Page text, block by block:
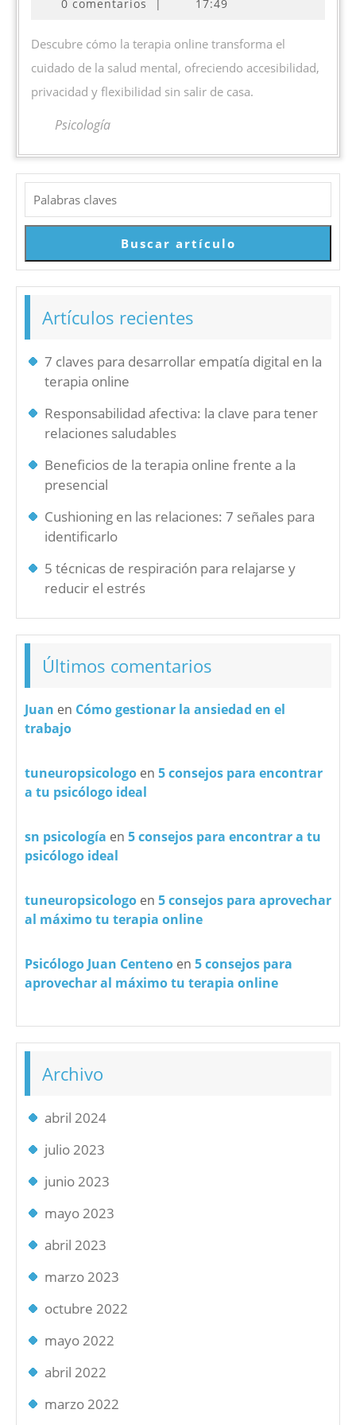
terapia
online
frente
a
0 comentarios
| 17:49
Descubre cómo la terapia online transforma el
cuidado de la salud mental, ofreciendo accesibilidad,
privacidad y flexibilidad sin salir de casa.
Psicología
Buscar
Buscar artículo
Artículos recientes
7 claves para desarrollar empatía digital en la
terapia online
Responsabilidad afectiva: la clave para tener
relaciones saludables
Beneficios de la terapia online frente a la
presencial
Cushioning en las relaciones: 7 señales para
identificarlo
5 técnicas de respiración para relajarse y
reducir el estrés
Últimos comentarios
Juan en Cómo gestionar la ansiedad en el
trabajo
tuneuropsicologo en 5 consejos para encontrar
a tu psicólogo ideal
sn psicología en 5 consejos para encontrar a tu
psicólogo ideal
tuneuropsicologo en 5 consejos para aprovechar
al máximo tu terapia online
Psicólogo Juan Centeno en 5 consejos para
aprovechar al máximo tu terapia online
Archivo
abril 2024
julio 2023
junio 2023
mayo 2023
abril 2023
marzo 2023
octubre 2022
mayo 2022
abril 2022
marzo 2022